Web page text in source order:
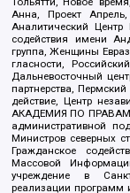
Анна, Проект
Аналитический
содействия имени
группа, Женщины
гласности,
Дальневосточный
партнерства,
действие, Центр
АКАДЕМИЯ ПО ПРАВАМ
административной
Министров северных
Гражданское
Массовой
учреждение в
реализации программ